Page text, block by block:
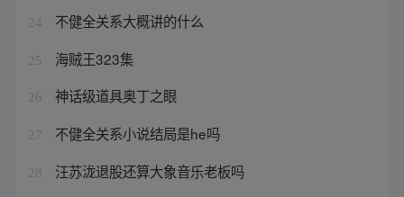
24 不健全关系大概讲的什么
25 海贼王323集
26 神话级道具奥丁之眼
27 不健全关系小说结局是he吗
28 汪苏泷退股还算大象音乐老板吗